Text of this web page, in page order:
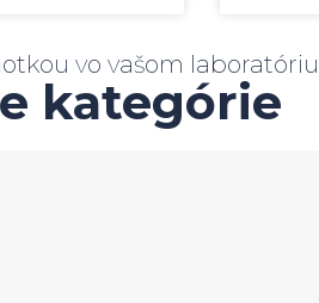
vo vašom laboratóriu
kategórie